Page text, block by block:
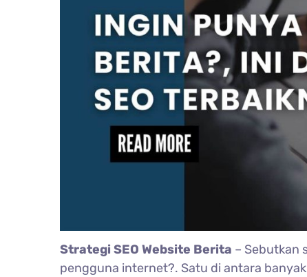
Strategi SEO Website Berita – Sebutkan
pengguna internet?. Satu di antara